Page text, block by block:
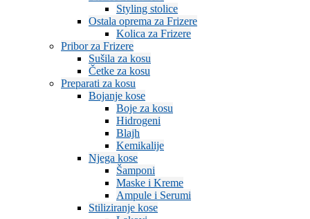
Styling stolice
Ostala oprema za Frizere
Kolica za Frizere
Pribor za Frizere
Sušila za kosu
Četke za kosu
Preparati za kosu
Bojanje kose
Boje za kosu
Hidrogeni
Blajh
Kemikalije
Njega kose
Šamponi
Maske i Kreme
Ampule i Serumi
Stiliziranje kose